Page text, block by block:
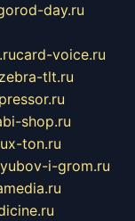
day.ru
card-voice.ru
zebra-tlt.ru
shop.ru
x-ton.ru
i-grom.ru